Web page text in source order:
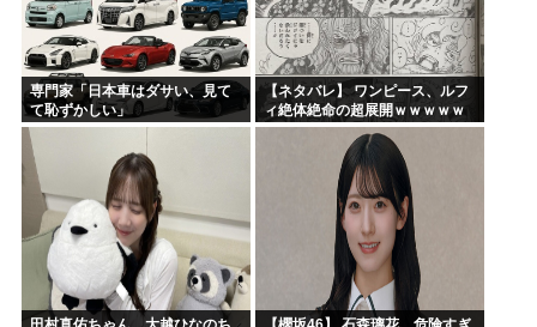
専門家「日本車はダサい、見て
て恥ずかしい」
【ネタバレ】 ワンピース、ルフ
ィ絶体絶命の超展開ｗｗｗｗｗ
ｗｗｗｗｗｗｗｗｗｗｗｗｗｗ
ｗｗｗｗｗｗｗｗｗｗｗｗｗｗ
ｗｗｗｗｗｗｗｗｗｗｗｗ...